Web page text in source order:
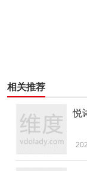
相关推荐
悦